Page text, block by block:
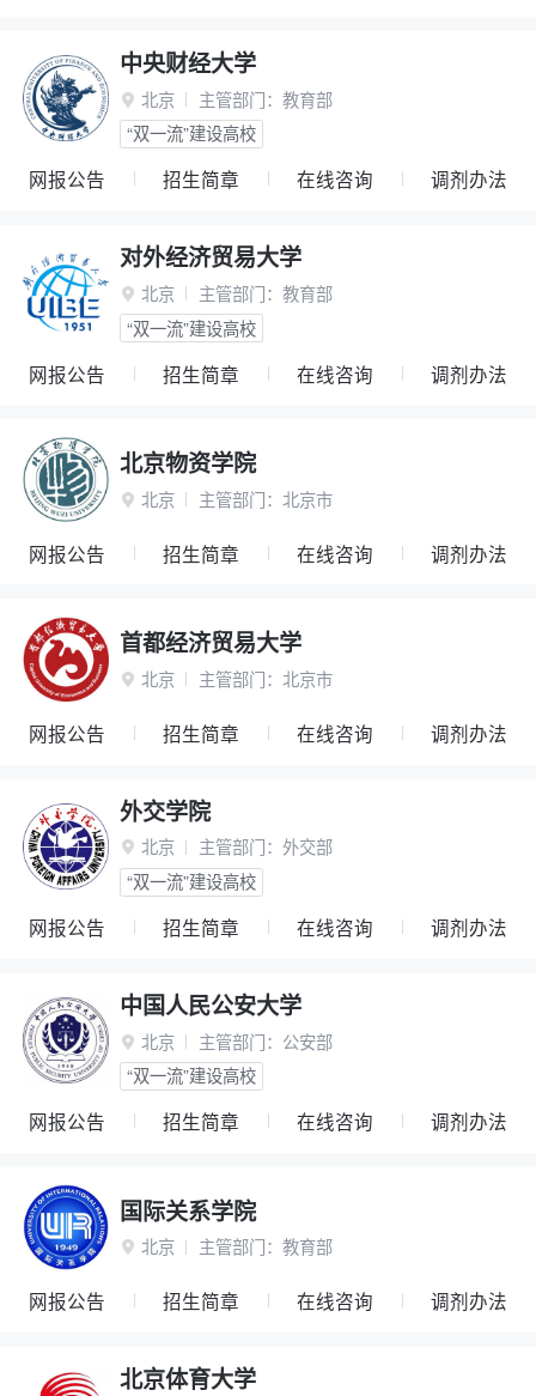
中央财经大学
 北京 主管部门： 教育部
“双一流”建设高校
网报公告 招生简章 在线咨询 调剂办法
对外经济贸易大学
 北京 主管部门： 教育部
“双一流”建设高校
网报公告 招生简章 在线咨询 调剂办法
北京物资学院
 北京 主管部门： 北京市
网报公告 招生简章 在线咨询 调剂办法
首都经济贸易大学
 北京 主管部门： 北京市
网报公告 招生简章 在线咨询 调剂办法
外交学院
 北京 主管部门： 外交部
“双一流”建设高校
网报公告 招生简章 在线咨询 调剂办法
中国人民公安大学
 北京 主管部门： 公安部
“双一流”建设高校
网报公告 招生简章 在线咨询 调剂办法
国际关系学院
 北京 主管部门： 教育部
网报公告 招生简章 在线咨询 调剂办法
北京体育大学